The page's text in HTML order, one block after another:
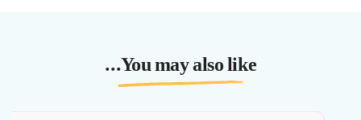
You may also like...